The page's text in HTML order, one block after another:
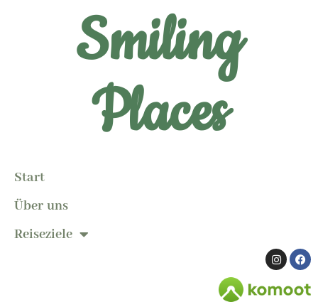
Smiling
Places
Start
Über uns
Reiseziele